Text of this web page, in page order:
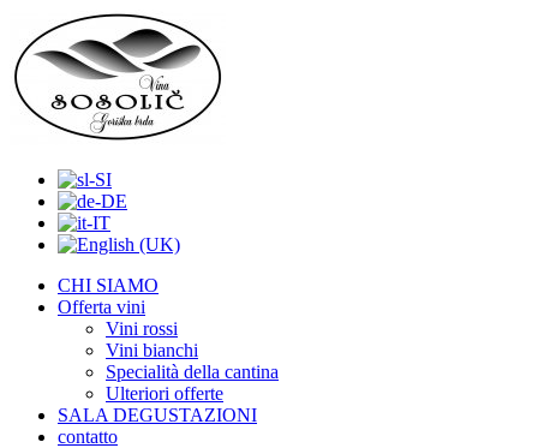
CHI SIAMO
Offerta vini
Vini rossi
Vini bianchi
Specialità della cantina
Ulteriori offerte
SALA DEGUSTAZIONI
contatto